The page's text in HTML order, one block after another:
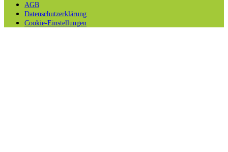
AGB
Datenschutzerklärung
Cookie-Einstellungen